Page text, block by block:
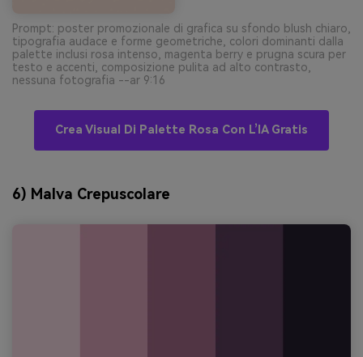
Prompt: poster promozionale di grafica su sfondo blush chiaro,
tipografia audace e forme geometriche, colori dominanti dalla
palette inclusi rosa intenso, magenta berry e prugna scura per
testo e accenti, composizione pulita ad alto contrasto,
nessuna fotografia --ar 9:16
Crea Visual Di Palette Rosa Con L’IA Gratis
6) Malva Crepuscolare